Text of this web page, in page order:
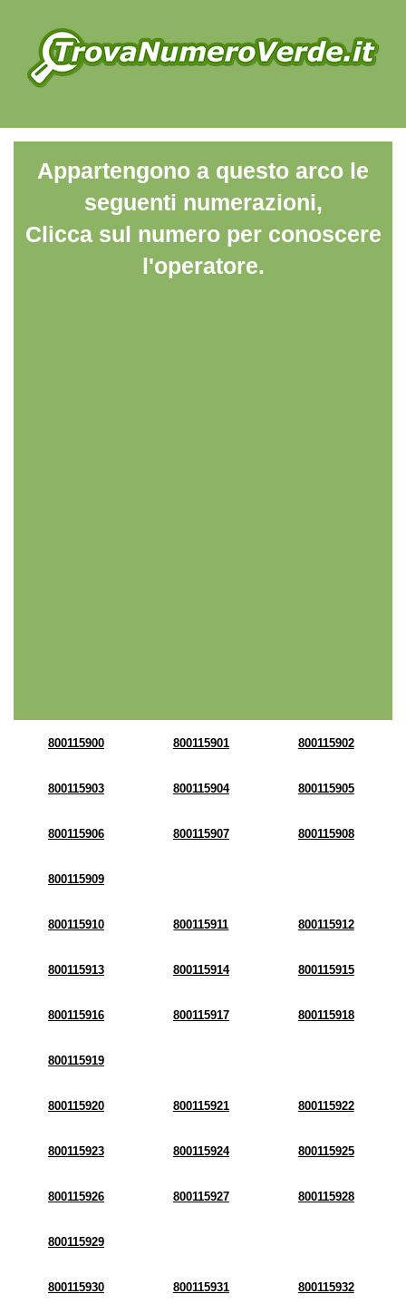
Appartengono a questo arco le
seguenti numerazioni,
Clicca sul numero per conoscere
l'operatore.
800115900 800115901 800115902
800115903 800115904 800115905
800115906 800115907 800115908
800115909
800115910 800115911 800115912
800115913 800115914 800115915
800115916 800115917 800115918
800115919
800115920 800115921 800115922
800115923 800115924 800115925
800115926 800115927 800115928
800115929
800115930 800115931 800115932